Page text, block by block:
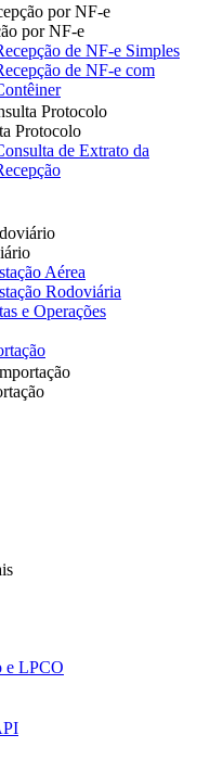
por NF-e
por NF-e
de NF-e Simples
de NF-e com
Protocolo
Protocolo
de Extrato da
Aérea
Rodoviária
e Operações
e LPCO